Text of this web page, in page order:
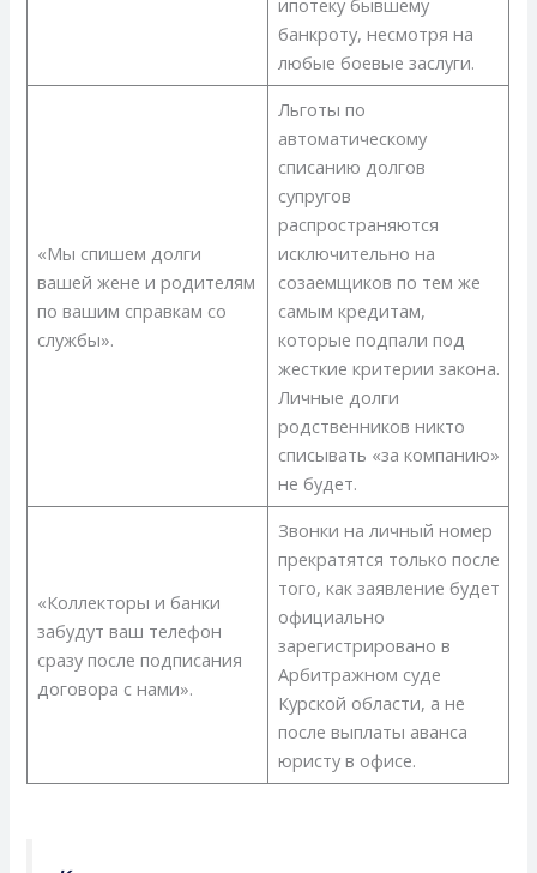
ипотеку бывшему
банкроту, несмотря на
любые боевые заслуги.
«Мы спишем долги
вашей жене и родителям
по вашим справкам со
службы».
Льготы по
автоматическому
списанию долгов
супругов
распространяются
исключительно на
созаемщиков по тем же
самым кредитам,
которые подпали под
жесткие критерии закона.
Личные долги
родственников никто
списывать «за компанию»
не будет.
«Коллекторы и банки
забудут ваш телефон
сразу после подписания
договора с нами».
Звонки на личный номер
прекратятся только после
того, как заявление будет
официально
зарегистрировано в
Арбитражном суде
Курской области, а не
после выплаты аванса
юристу в офисе.